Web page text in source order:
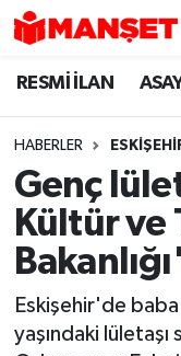
RESMİ İLAN
HABERLER
Genç
Kültür ve
Eskişehir'de
yaşındaki lületaşı
Hava Durumu
Trafik Durumu
Süper Lig
Tüm
Son Dakika